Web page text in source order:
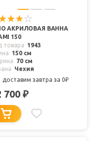
АКРИЛОВАЯ ВАННА
150
товара
1943
150 см
70 см
Чехия
доставим завтра за 0₽
700 ₽